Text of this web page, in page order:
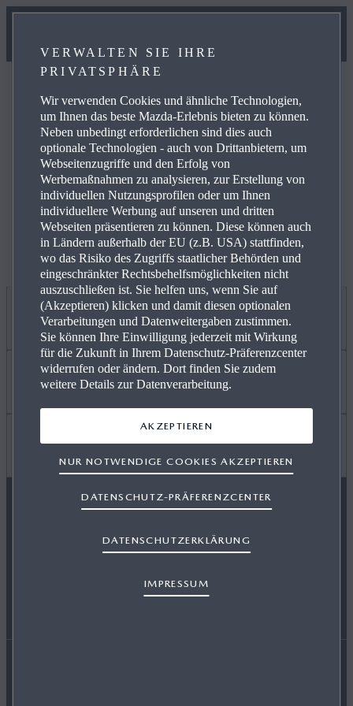
Weitere Informationen zur elektrischen Reichweite,
Energiekosten, KFZ-Steuer und CO₂-Kosten finden Sie
unterwww.mazda.de/Energieverbrauch.
Jetzt entdecken
ANGEBOT PRIVAT
GEWERBEKUNDEN
VERFÜGBARE NEUWAGEN
Mehr erfahren
KARRIERE / CAREERS
FREIE WERKSTÄTTEN
Wissenswertes
VERWALTEN SIE IHRE
PRIVATSPHÄRE
Wir verwenden Cookies und ähnliche Technologien,
um Ihnen das beste Mazda-Erlebnis bieten zu können.
Neben unbedingt erforderlichen sind dies auch
optionale Technologien - auch von Drittanbietern, um
Webseitenzugriffe und den Erfolg von
Werbemaßnahmen zu analysieren, zur Erstellung von
individuellen Nutzungsprofilen oder um Ihnen
individuellere Werbung auf unseren und dritten
Webseiten präsentieren zu können. Diese können auch
in Ländern außerhalb der EU (z.B. USA) stattfinden,
wo das Risiko des Zugriffs staatlicher Behörden und
eingeschränkter Rechtsbehelfsmöglichkeiten nicht
auszuschließen ist. Sie helfen uns, wenn Sie auf
(Akzeptieren) klicken und damit diesen optionalen
Verarbeitungen und Datenweitergaben zustimmen.
Sie können Ihre Einwilligung jederzeit mit Wirkung
für die Zukunft in Ihrem Datenschutz-Präferenzcenter
widerrufen oder ändern. Dort finden Sie zudem
weitere Details zur Datenverarbeitung.
DATENSCHUTZERKLÄRUNG
IMPRESSUM
DATENSCHUTZ-PRÄFERENZCENTER
NUR NOTWENDIGE COOKIES AKZEPTIEREN
AKZEPTIEREN